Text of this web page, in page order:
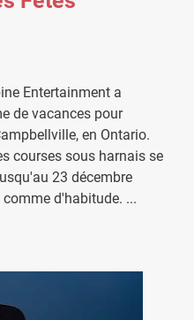
Entertainment a
de vacances pour
en Ontario.
courses sous harnais se
23 décembre
comme d'habitude. ...